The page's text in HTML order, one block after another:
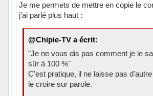
Je me permets de mettre en copie le
j’ai parlé plus haut :
@Chipie-TV a écrit:
"Je ne vous dis pas comment je le
sûr à 100 %"
C'est pratique, il ne laisse pas
le croire sur parole.